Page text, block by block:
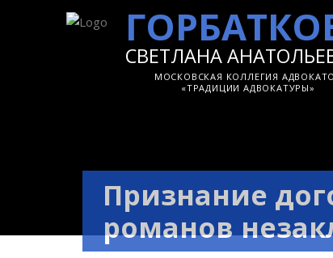
СВЕТЛАНА
МОСКОВСКАЯ КОЛЛЕГИЯ
«ТРАДИЦИИ АДВОКАТУРЫ»
Признание
романов